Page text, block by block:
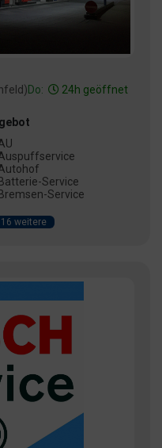
Do: 24h geöffnet
Batterie-Service
Bremsen-Service
weitere